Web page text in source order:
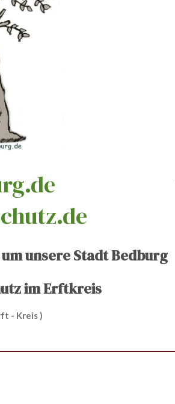
unsere Stadt Bedburg
im Erftkreis
- Kreis )